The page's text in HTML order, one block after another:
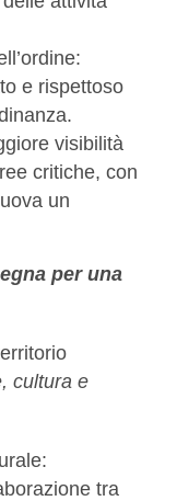
e rispettoso
visibilità
critiche, con
un
per una
cultura e
tra